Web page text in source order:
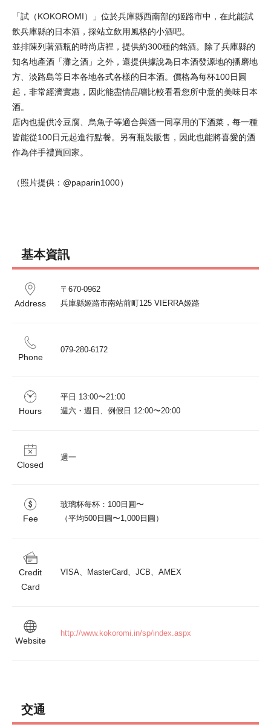
「試（KOKOROMI）」位於兵庫縣西南部的姬路市中，在此能試
飲兵庫縣的日本酒，採站立飲用風格的小酒吧。
並排陳列著酒瓶的時尚店裡，提供約300種的銘酒。除了兵庫縣的
知名地產酒「灘之酒」之外，還提供據說為日本酒發源地的播磨地
方、淡路島等日本各地各式各樣的日本酒。價格為每杯100日圓
起，非常經濟實惠，因此能盡情品嚐比較看看您所中意的美味日本
酒。
店內也提供冷豆腐、烏魚子等適合與酒一同享用的下酒菜，每一種
皆能從100日元起進行點餐。另有瓶裝販售，因此也能將喜愛的酒
作為伴手禮買回家。
（照片提供：@paparin1000）
基本資訊
Address
〒670-0962
兵庫縣姬路市南站前町125 VIERRA姬路
Phone
079-280-6172
Hours
平日 13:00〜21:00
週六・週日、例假日 12:00〜20:00
Closed
週一
Fee
玻璃杯每杯：100日圓〜
（平均500日圓〜1,000日圓）
Credit
Card
VISA、MasterCard、JCB、AMEX
Website
http://www.kokoromi.in/sp/index.aspx
交通